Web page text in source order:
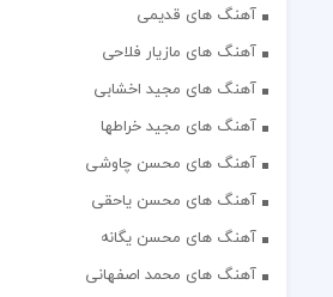
آهنگ های قدیمی
آهنگ های مازیار فلاحی
آهنگ های مجید اخشابی
آهنگ های مجید خراطها
آهنگ های محسن چاوشی
آهنگ های محسن یاحقی
آهنگ های محسن یگانه
آهنگ های محمد اصفهانی